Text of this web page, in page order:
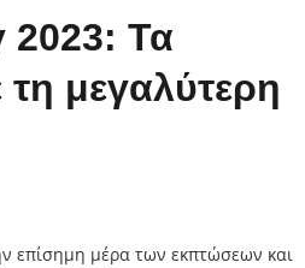
2023: Τα
μεγαλύτερη
επίσημη μέρα των εκπτώσεων και